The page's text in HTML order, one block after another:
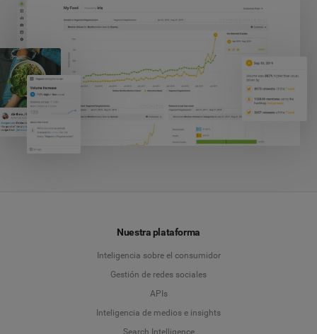
Nuestra plataforma
Inteligencia sobre el consumidor
Gestión de redes sociales
APIs
Inteligencia de medios e insights
Search Intelligence